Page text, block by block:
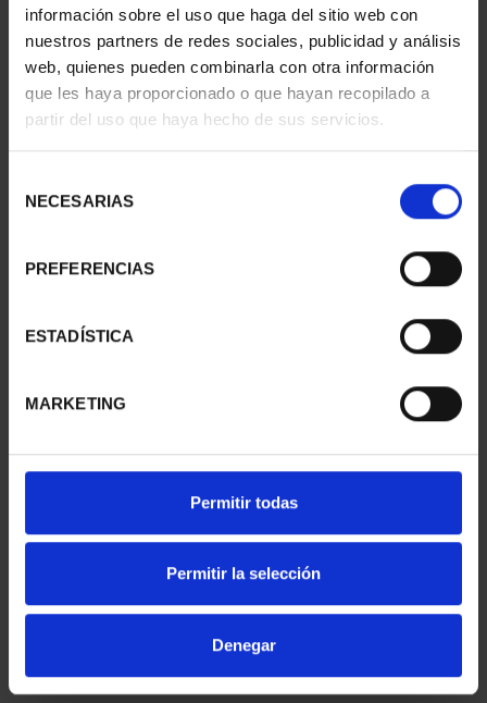
información sobre el uso que haga del sitio web con
nuestros partners de redes sociales, publicidad y análisis
web, quienes pueden combinarla con otra información
que les haya proporcionado o que hayan recopilado a
partir del uso que haya hecho de sus servicios.
NECESARIAS
PREFERENCIAS
ESTADÍSTICA
MARKETING
Permitir todas
Permitir la selección
Denegar
CIUDADES PATRIMONIO
II - LA LAGUNA
CIUDADES PATRIMONIO
II - SALAMANCA